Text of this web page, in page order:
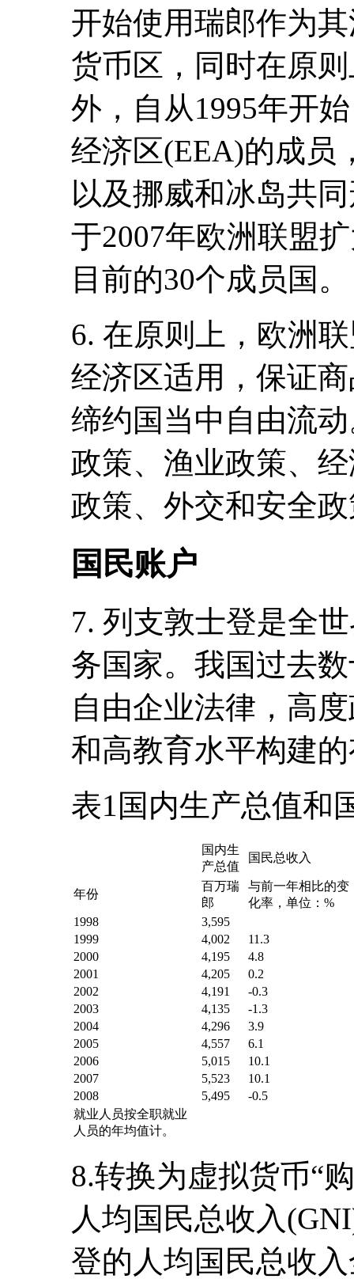
开始使用瑞郎作为
货币区，同时在原
外，自从1995年开
经济区(EEA)的成员
以及挪威和冰岛共
于2007年欧洲联盟
目前的30个成员国。
6. 在原则上，欧洲
经济区适用，保证
缔约国当中自由流
政策、渔业政策、
政策、外交和安全
国民账户
7. 列支敦士登是全
务国家。我国过去
自由企业法律，高
和高教育水平构建
表1国内生产总值和
国内生
产总值
国民总收入
年份
百万瑞
郎
与前一年相比的变
化率，单位：%
1998
3,595
1999
4,002
11.3
2000
4,195
4.8
2001
4,205
0.2
2002
4,191
-0.3
2003
4,135
-1.3
2004
4,296
3.9
2005
4,557
6.1
2006
5,015
10.1
2007
5,523
10.1
2008
5,495
-0.5
就业人员按全职就业
人员的年均值计。
8.转换为虚拟货币“
人均国民总收入
登的人均国民总收